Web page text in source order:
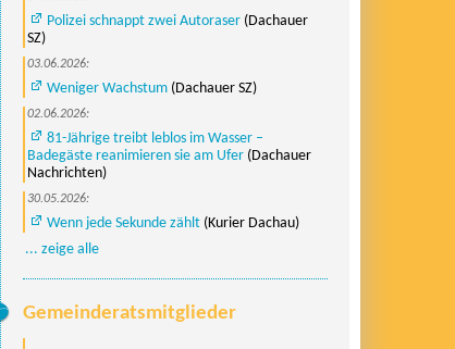
Polizei schnappt zwei Autoraser (Dachauer
SZ)
03.06.2026:
Weniger Wachstum (Dachauer SZ)
02.06.2026:
81-Jährige treibt leblos im Wasser –
Badegäste reanimieren sie am Ufer (Dachauer
Nachrichten)
30.05.2026:
Wenn jede Sekunde zählt (Kurier Dachau)
... zeige alle
Gemeinderatsmitglieder